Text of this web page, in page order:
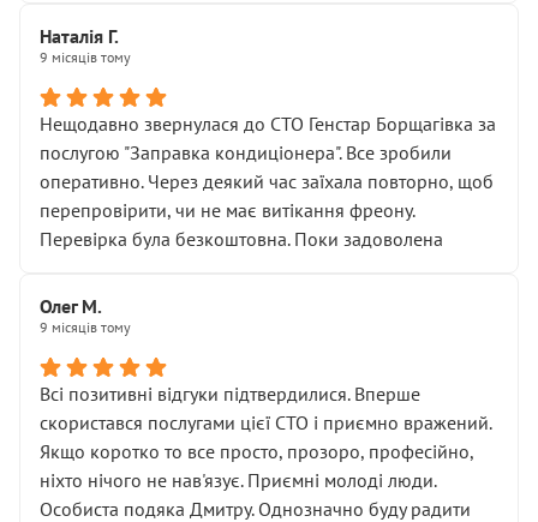
Наталія Г.
9 місяців тому
Нещодавно звернулася до СТО Генстар Борщагівка за
послугою "Заправка кондиціонера". Все зробили
оперативно. Через деякий час заїхала повторно, щоб
перепровірити, чи не має витікання фреону.
Перевірка була безкоштовна. Поки задоволена
Олег М.
9 місяців тому
Всі позитивні відгуки підтвердилися. Вперше
скористався послугами цієї СТО і приємно вражений.
Якщо коротко то все просто, прозоро, професійно,
ніхто нічого не нав'язує. Приємні молоді люди.
Особиста подяка Дмитру. Однозначно буду радити